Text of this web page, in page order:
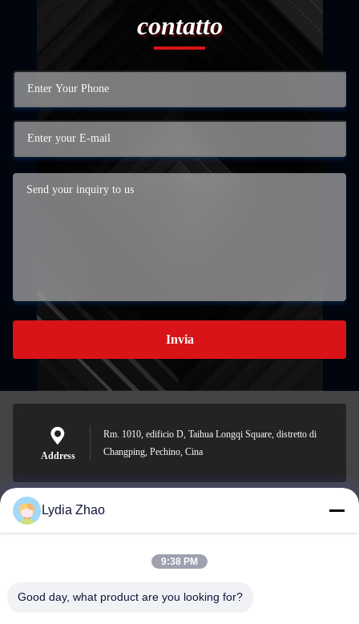
contatto
Invia
Address
Rm. 1010, edificio D, Taihua Longqi Square, distretto di
Changping, Pechino, Cina
jesingd@vip.sina.com
Lydia Zhao
9:38 PM
Good day, what product are you looking for?